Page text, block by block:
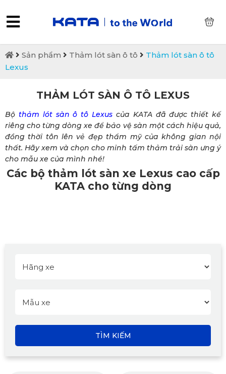
Sản phẩm Thảm lót sàn ô tô
Thảm lót sàn ô tô
Lexus
THẢM LÓT SÀN Ô TÔ LEXUS
Bộ thảm lót sàn ô tô Lexus của KATA đã được thiết kế
riêng cho từng dòng xe để bảo vệ sàn một cách hiệu quả,
đồng thời tôn lên vẻ đẹp thẩm mỹ của không gian nội
thất. Hãy xem và chọn cho minh tấm thảm trải sàn ưng ý
cho mẫu xe của mình nhé!
Các bộ thảm lót sàn xe Lexus cao cấp
KATA cho từng dòng
TÌM KIẾM